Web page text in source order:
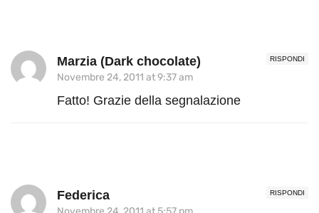
RISPONDI
Marzia (Dark chocolate)
Novembre 24, 2011 at 9:37 am
Fatto! Grazie della segnalazione
RISPONDI
Federica